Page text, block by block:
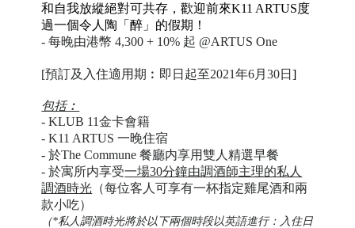
和自我放縱絕對可共存，歡迎前來K11 ARTUS度
過一個令人陶「醉」的假期！
- 每晚由港幣 4,300 + 10% 起 @ARTUS One
[預訂及入住適用期︰即日起至2021年6月30日]
包括︰
- KLUB 11金卡會籍
- K11 ARTUS 一晚住宿
- 於The Commune 餐廳内享用雙人精選早餐
- 於寓所内享受一場30分鐘由調酒師主理的私人
調酒時光 （每位客人可享有一杯指定雞尾酒和兩
款小吃）
（*私人調酒時光將於以下兩個時段以英語進行：入住日